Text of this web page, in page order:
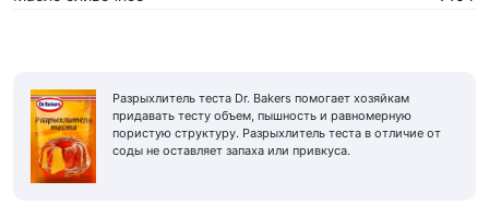
Разрыхлитель теста Dr. Bakers помогает хозяйкам
придавать тесту объем, пышность и равномерную
пористую структуру. Разрыхлитель теста в отличие от
соды не оставляет запаха или привкуса.